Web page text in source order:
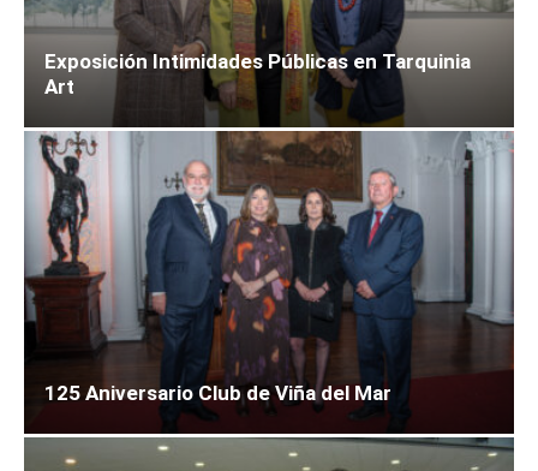
Exposición Intimidades Públicas en Tarquinia
Art
125 Aniversario Club de Viña del Mar